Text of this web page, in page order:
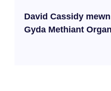
David Cassidy
Gyda Methiant